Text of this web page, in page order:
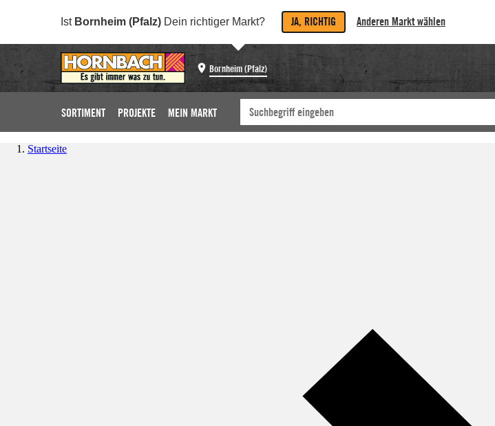
Ist Bornheim (Pfalz) Dein richtiger Markt? JA, RICHTIG Anderen Markt wählen
Bornheim (Pfalz)
SORTIMENT PROJEKTE MEIN MARKT
Startseite